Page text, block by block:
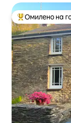
Меѓу
Омилено на